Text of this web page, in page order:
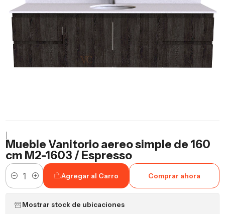
Mueble Vanitorio aereo simple de 160
cm M2-1603 / Espresso
Cantidad
Agregar al Carro Comprar ahora
Mostrar stock de ubicaciones